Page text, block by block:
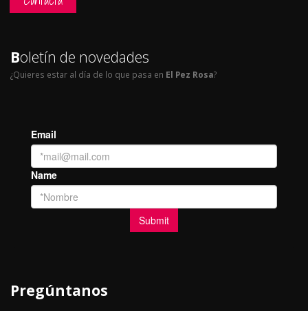
Boletín de novedades
¿Quieres estar al día de lo que pasa en El Pez Rosa?
Pregúntanos